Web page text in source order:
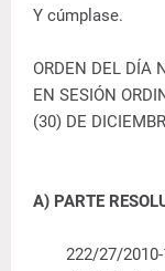
Y cúmplase.
ORDEN DEL DÍA
EN SESIÓN
(30) DE
A) PARTE
222/27/